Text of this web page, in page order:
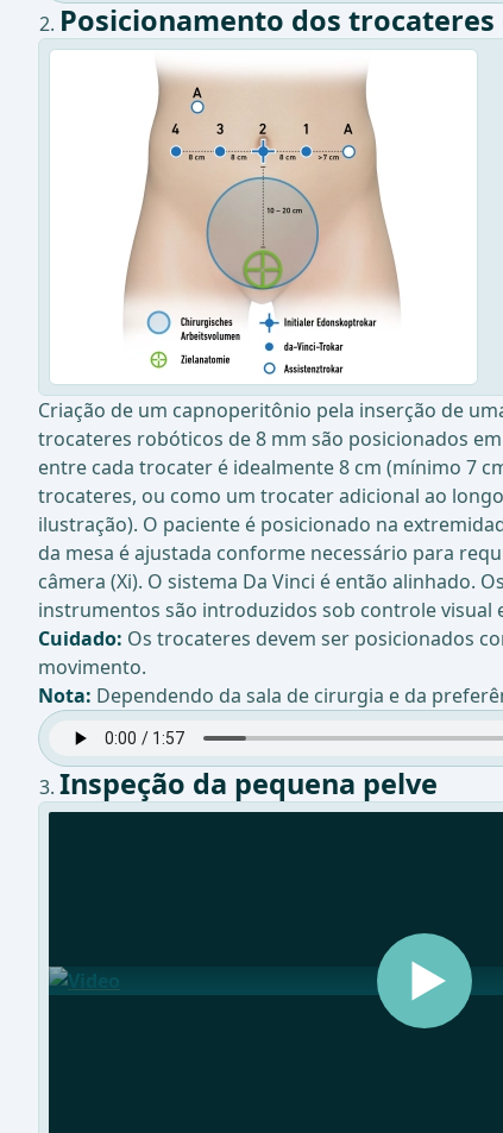
Posicionamento dos
Criação de um capnoperitônio pela inserção de
trocateres robóticos de 8 mm são posicionados
entre cada trocater é idealmente 8 cm (mínimo 7
trocateres, ou como um trocater adicional ao
ilustração). O paciente é posicionado na
da mesa é ajustada conforme necessário para
câmera (Xi). O sistema Da Vinci é então alinhado.
instrumentos são introduzidos sob controle visual
Cuidado: Os trocateres devem ser posicionados
movimento.
Nota: Dependendo da sala de cirurgia e da
Inspeção da pequena pelve